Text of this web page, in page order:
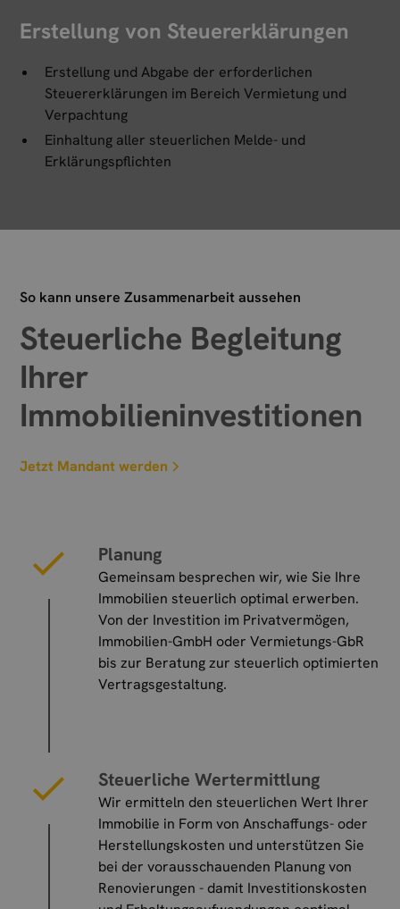
Erstellung von Steuererklärungen
Erstellung und Abgabe der erforderlichen
Steuererklärungen im Bereich Vermietung und
Verpachtung
Einhaltung aller steuerlichen Melde- und
Erklärungspflichten
So kann unsere Zusammenarbeit aussehen
Steuerliche Begleitung
Ihrer
Immobilieninvestitionen
Jetzt Mandant werden
Planung
Gemeinsam besprechen wir, wie Sie Ihre
Immobilien steuerlich optimal erwerben.
Von der Investition im Privatvermögen,
Immobilien-GmbH oder Vermietungs-GbR
bis zur Beratung zur steuerlich optimierten
Vertragsgestaltung.
Steuerliche Wertermittlung
Wir ermitteln den steuerlichen Wert Ihrer
Immobilie in Form von Anschaffungs- oder
Herstellungskosten und unterstützen Sie
bei der vorausschauenden Planung von
Renovierungen - damit Investitionskosten